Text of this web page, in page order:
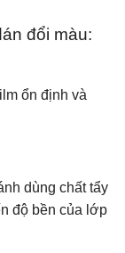
đổi màu:
ổn định và
dùng chất tẩy
độ bền của lớp